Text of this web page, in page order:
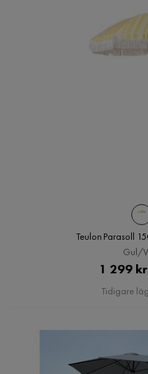
Teulon Parasoll
Gul/
1 299 kr
Tidigare